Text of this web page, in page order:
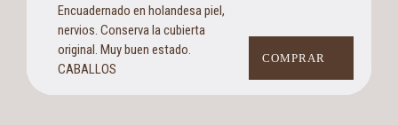
Encuadernado en holandesa piel,
nervios. Conserva la cubierta
original. Muy buen estado.
CABALLOS
COMPRAR